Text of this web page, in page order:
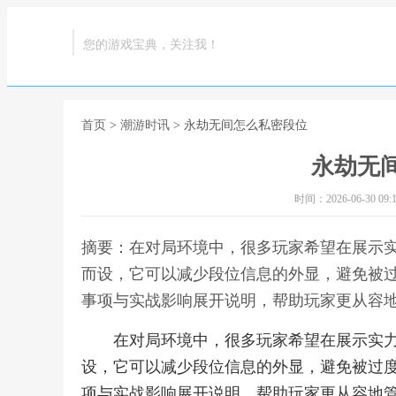
您的游戏宝典，关注我！
首页 > 潮游时讯 > 永劫无间怎么私密段位
永劫无
时间：2026-06-30
摘要：在对局环境中，很多玩家希望在展示
而设，它可以减少段位信息的外显，避免被
事项与实战影响展开说明，帮助玩家更从容
在对局环境中，很多玩家希望在展示实
设，它可以减少段位信息的外显，避免被过